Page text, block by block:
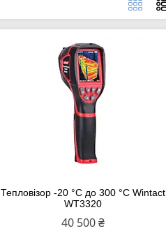
Тепловізор -20 °C до 300 °C Wintact
WT3320
40 500 ₴